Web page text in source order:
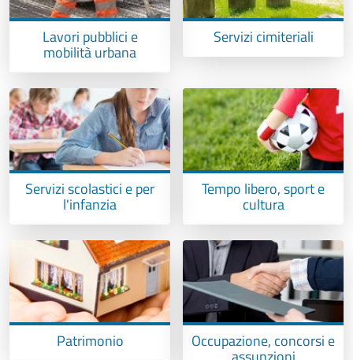
Lavori pubblici e
mobilità urbana
Servizi cimiteriali
Servizi scolastici e per
l'infanzia
Tempo libero, sport e
cultura
Patrimonio Occupazione, concorsi e